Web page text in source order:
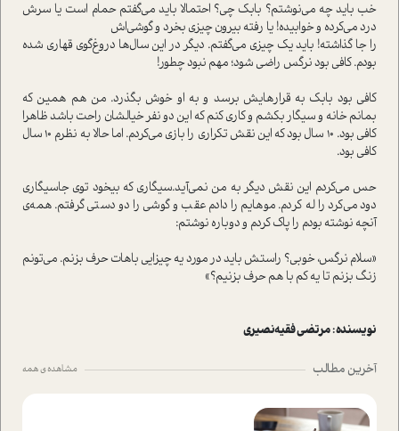
خب باید چه می‌نوشتم؟ بابک چی؟ احتمالا باید می‌گفتم حمام است یا سرش
درد می‌کرده و خوابیده! یا رفته بیرون چیزی بخرد و گوشی‌اش
را جا گذاشته! باید یک چیزی می‌گفتم. دیگر در این سال‌ها دروغ‌گوی قهاری شده
بودم. کافی بود نرگس راضی شود؛ مهم نبود چطور!
کافی بود بابک به قرارهایش برسد و به او خوش بگذرد. من هم همین که
بمانم خانه و سیگار بکشم و کاری کنم که این دو نفر خیالشان راحت باشد ظاهرا
کافی بود. 10 سال بود که این نقش تکراری را بازی می‌کردم. اما حالا به نظرم 10 سال
کافی بود.
حس می‌کردم این نقش دیگر به من نمی‌آید.سیگاری که بیخود توی جاسیگاری
دود می‌کرد را له کردم. موهایم را دادم عقب و گوشی را دو دستی گرفتم. همه‌ی
آنچه نوشته بودم را پاک کردم و دوباره نوشتم:
«سلام نرگس، خوبی؟ راستش باید در مورد یه چیزایی باهات حرف بزنم. می‌تونم
زنگ بزنم تا یه کم با هم حرف بزنیم؟»
نویسنده :مرتضی فقیه‌نصیری
آخرین مطالب مشاهده ی همه